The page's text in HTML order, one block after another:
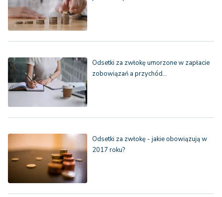
Odsetki za zwłokę umorzone w zapłacie
zobowiązań a przychód…
Odsetki za zwłokę - jakie obowiązują w
2017 roku?